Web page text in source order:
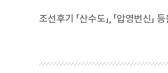
조선후기 「산수도」, 「압영번신」